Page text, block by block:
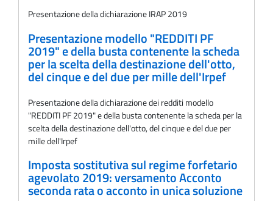
Presentazione della dichiarazione IRAP 2019
Presentazione modello "REDDITI PF
2019" e della busta contenente la scheda
per la scelta della destinazione dell'otto,
del cinque e del due per mille dell'Irpef
Presentazione della dichiarazione dei redditi modello
"REDDITI PF 2019" e della busta contenente la scheda per la
scelta della destinazione dell'otto, del cinque e del due per
mille dell'Irpef
Imposta sostitutiva sul regime forfetario
agevolato 2019: versamento Acconto
seconda rata o acconto in unica soluzione